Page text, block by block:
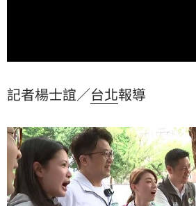
記者楊士誼／台北報導